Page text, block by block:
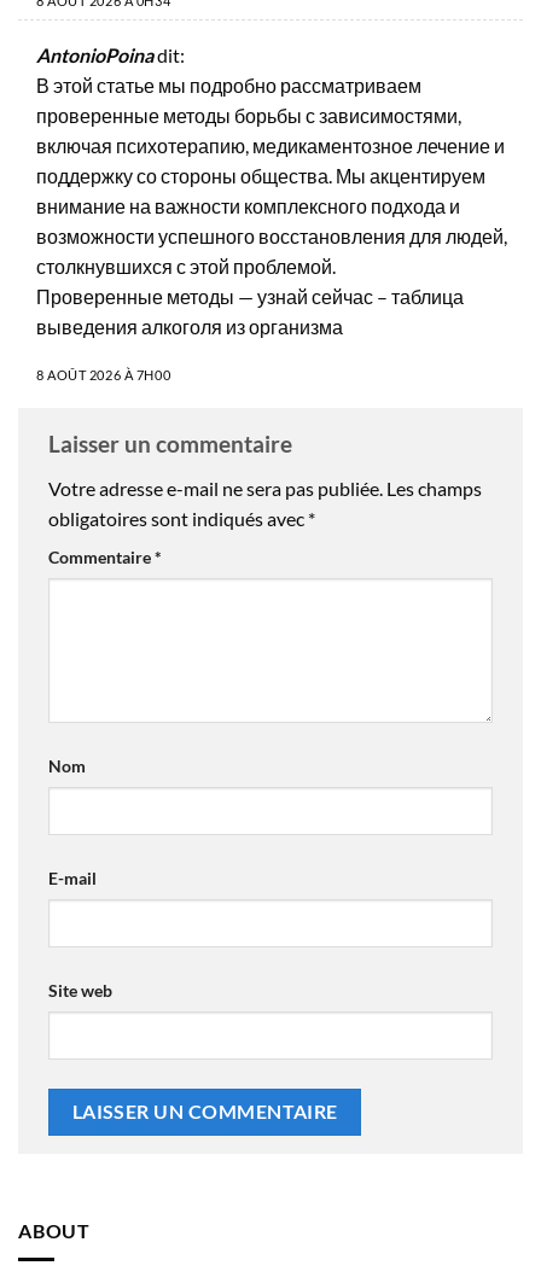
AntonioPoinadit:
В этой статье мы подробно рассматриваем
проверенные методы борьбы с зависимостями,
включая психотерапию, медикаментозное лечение и
поддержку со стороны общества. Мы акцентируем
внимание на важности комплексного подхода и
возможности успешного восстановления для людей,
столкнувшихся с этой проблемой.
Проверенные методы — узнай сейчас – таблица
выведения алкоголя из организма
8 AOÛT 2026 À 7H00
Laisser un commentaire
Votre adresse e-mail ne sera pas publiée. Les champs
obligatoires sont indiqués avec *
Commentaire*
Nom
E-mail
Site web
ABOUT